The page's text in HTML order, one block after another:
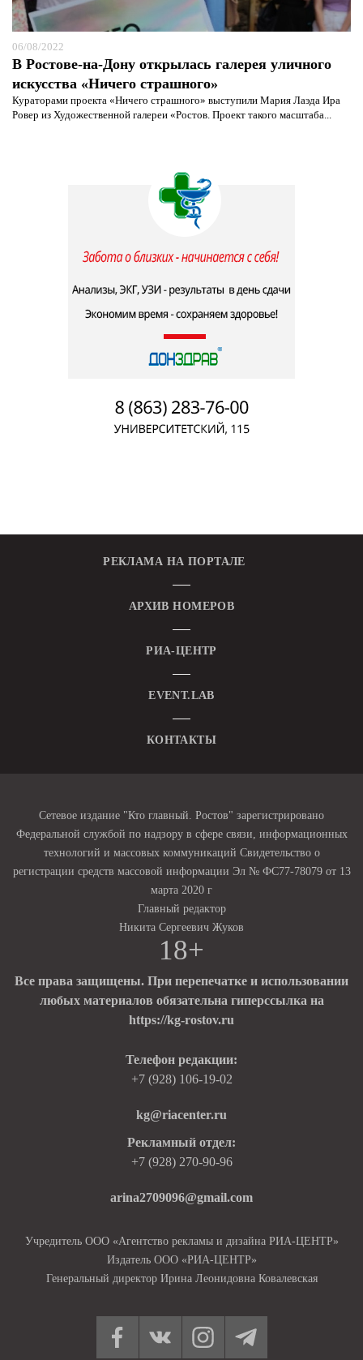
06/08/2022
В Ростове-на-Дону открылась галерея уличного
искусства «Ничего страшного»
Кураторами проекта «Ничего страшного» выступили Мария Лаэда Ира
Ровер из Художественной галереи «Ростов. Проект такого масштаба...
РЕКЛАМА НА ПОРТАЛЕ
АРХИВ НОМЕРОВ
РИА-ЦЕНТР
EVENT.LAB
КОНТАКТЫ
Сетевое издание "Кто главный. Ростов" зарегистрировано
Федеральной службой по надзору в сфере связи, информационных
технологий и массовых коммуникаций Свидетельство о
регистрации средств массовой информации Эл № ФС77-78079 от 13
марта 2020 г
Главный редактор
Никита Сергеевич Жуков
18+
Все права защищены. При перепечатке и использовании
любых материалов обязательна гиперссылка на
https://kg-rostov.ru
Телефон редакции:
+7 (928) 106-19-02
kg@riacenter.ru
Рекламный отдел:
+7 (928) 270-90-96
arina2709096@gmail.com
Учредитель ООО «Агентство рекламы и дизайна РИА-ЦЕНТР»
Издатель ООО «РИА-ЦЕНТР»
Генеральный директор Ирина Леонидовна Ковалевская